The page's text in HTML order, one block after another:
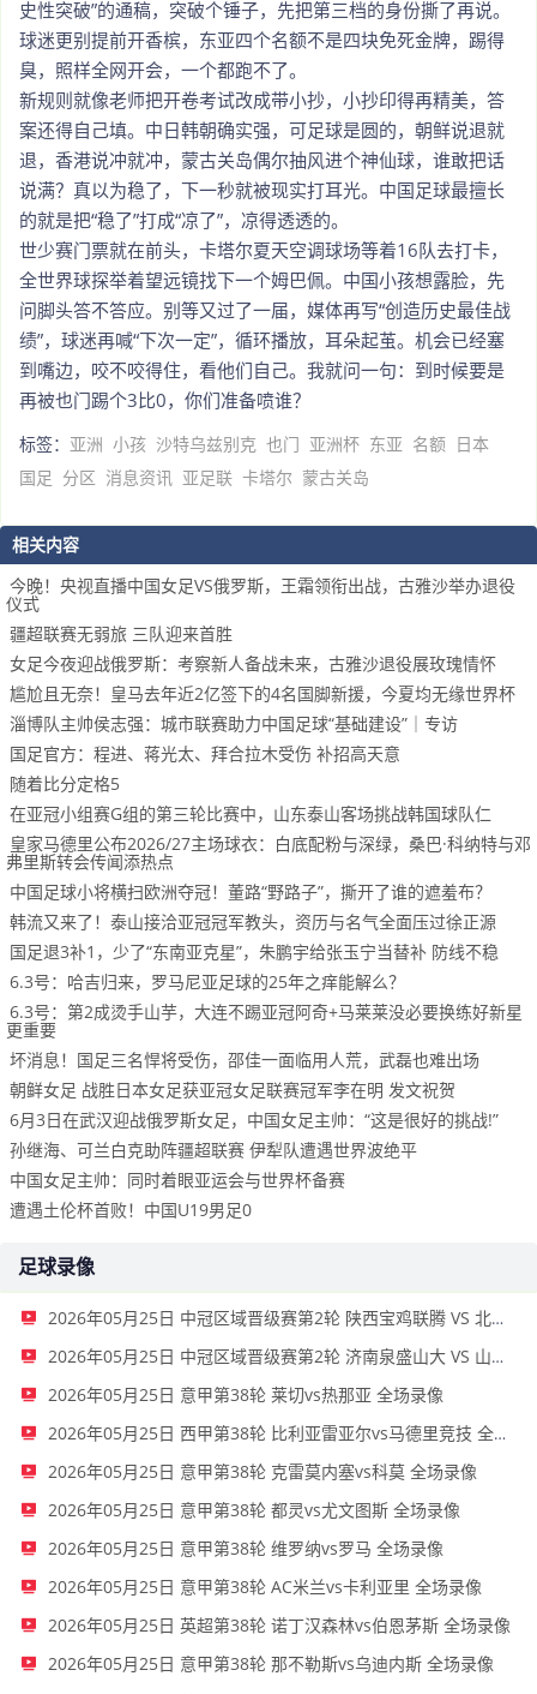
史性突破”的通稿，突破个锤子，先把第三档的身份撕了再说。
球迷更别提前开香槟，东亚四个名额不是四块免死金牌，踢得
臭，照样全网开会，一个都跑不了。
新规则就像老师把开卷考试改成带小抄，小抄印得再精美，答
案还得自己填。中日韩朝确实强，可足球是圆的，朝鲜说退就
退，香港说冲就冲，蒙古关岛偶尔抽风进个神仙球，谁敢把话
说满？真以为稳了，下一秒就被现实打耳光。中国足球最擅长
的就是把“稳了”打成“凉了”，凉得透透的。
世少赛门票就在前头，卡塔尔夏天空调球场等着16队去打卡，
全世界球探举着望远镜找下一个姆巴佩。中国小孩想露脸，先
问脚头答不答应。别等又过了一届，媒体再写“创造历史最佳战
绩”，球迷再喊“下次一定”，循环播放，耳朵起茧。机会已经塞
到嘴边，咬不咬得住，看他们自己。我就问一句：到时候要是
再被也门踢个3比0，你们准备喷谁？
标签： 亚洲 小孩 沙特乌兹别克 也门 亚洲杯 东亚 名额 日本
国足 分区 消息资讯 亚足联 卡塔尔 蒙古关岛
相关内容
今晚！央视直播中国女足VS俄罗斯，王霜领衔出战，古雅沙举办退役
仪式
疆超联赛无弱旅 三队迎来首胜
女足今夜迎战俄罗斯：考察新人备战未来，古雅沙退役展玫瑰情怀
尴尬且无奈！皇马去年近2亿签下的4名国脚新援，今夏均无缘世界杯
淄博队主帅侯志强：城市联赛助力中国足球“基础建设”｜专访
国足官方：程进、蒋光太、拜合拉木受伤 补招高天意
随着比分定格5
在亚冠小组赛G组的第三轮比赛中，山东泰山客场挑战韩国球队仁
皇家马德里公布2026/27主场球衣：白底配粉与深绿，桑巴·科纳特与邓
弗里斯转会传闻添热点
中国足球小将横扫欧洲夺冠！董路“野路子”，撕开了谁的遮羞布？
韩流又来了！泰山接洽亚冠冠军教头，资历与名气全面压过徐正源
国足退3补1，少了“东南亚克星”，朱鹏宇给张玉宁当替补 防线不稳
6.3号：哈吉归来，罗马尼亚足球的25年之痒能解么？
6.3号：第2成烫手山芋，大连不踢亚冠阿奇+马莱莱没必要换练好新星
更重要
坏消息！国足三名悍将受伤，邵佳一面临用人荒，武磊也难出场
朝鲜女足 战胜日本女足获亚冠女足联赛冠军李在明 发文祝贺
6月3日在武汉迎战俄罗斯女足，中国女足主帅：“这是很好的挑战!”
孙继海、可兰白克助阵疆超联赛 伊犁队遭遇世界波绝平
中国女足主帅：同时着眼亚运会与世界杯备赛
遭遇土伦杯首败！中国U19男足0
足球录像
2026年05月25日 中冠区域晋级赛第2轮 陕西宝鸡联腾 VS 北京灵动星空 全场录像
2026年05月25日 中冠区域晋级赛第2轮 济南泉盛山大 VS 山东球探 全场录像
2026年05月25日 意甲第38轮 莱切vs热那亚 全场录像
2026年05月25日 西甲第38轮 比利亚雷亚尔vs马德里竞技 全场录像
2026年05月25日 意甲第38轮 克雷莫内塞vs科莫 全场录像
2026年05月25日 意甲第38轮 都灵vs尤文图斯 全场录像
2026年05月25日 意甲第38轮 维罗纳vs罗马 全场录像
2026年05月25日 意甲第38轮 AC米兰vs卡利亚里 全场录像
2026年05月25日 英超第38轮 诺丁汉森林vs伯恩茅斯 全场录像
2026年05月25日 意甲第38轮 那不勒斯vs乌迪内斯 全场录像